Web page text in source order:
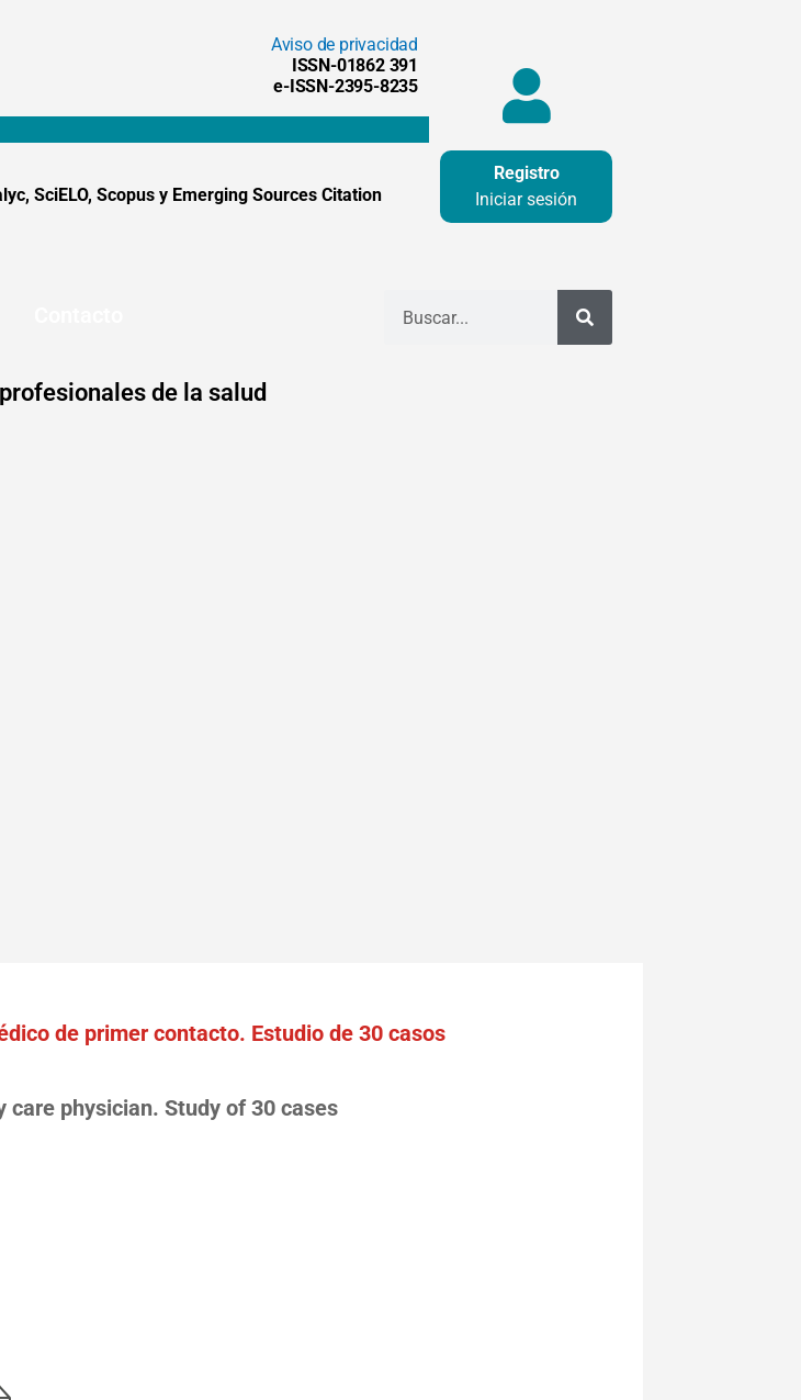
Aviso de privacidad
ISSN-01862 391
e-ISSN-2395-8235
SciELO, Scopus y Emerging Sources Citation
Registro
Iniciar sesión
de la salud
de primer contacto. Estudio de 30 casos
physician. Study of 30 cases